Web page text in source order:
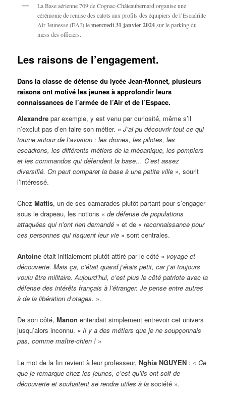
La Base aérienne 709 de Cognac-Châteaubernard organise une
cérémonie de remise des calots aux profits des équipiers de l’Escadrille
Air Jeunesse (EAJ) lemercredi 31 janvier 2024sur le parking du
mess des officiers.
Les raisons de l’engagement.
Dans la classe de défense du lycée Jean-Monnet, plusieurs
raisons ont motivé les jeunes à approfondir leurs
connaissances de l’armée de l’Air et de l’Espace.
Alexandre par exemple, y est venu par curiosité́, même s’il
n’exclut pas d’en faire son métier. « J’ai pu découvrir tout ce qui
tourne autour de l’aviation : les drones, les pilotes, les
escadrons, les différents métiers de la mécanique, les pompiers
et les commandos qui défendent la base… C’est assez
diversifié. On peut comparerla base à une petite ville », sourit
l’intéressé.
ChezMattis, un de ses camarades plutôt partant pour s’engager
sous le drapeau, les notions «de défense de populations
attaquées qui n’ont rien demandé » et de «reconnaissance pour
ces personnes qui risquent leur vie » sont centrales.
Antoine était initialement plutôt attiré par le côté « voyage et
découverte. Mais ça, c’était quand j’étais petit, car j’ai toujours
voulu être militaire. Aujourd’hui, c’est plus le côté patriote avec la
défense des intérêts français à l’étranger. Je pense entre autres
à de la libération d’otages. ».
De son côté,Manonentendait simplement entrevoir cet univers
jusqu’alors inconnu. « Il y a des métiers que je ne soupçonnais
pas, comme maître-chien ! »
Le mot de la fin revient à leur professeur,NghiaNGUYEN : « Ce
que je remarque chez les jeunes, c’est qu’ils ont soif de
découverte et souhaitent se rendre utiles à lasociété ».